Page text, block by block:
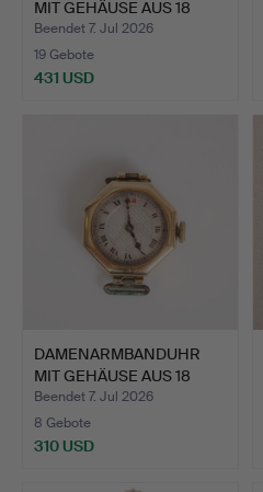
MIT GEHÄUSE AUS 18
KARAT G…
Beendet 7. Jul 2026
19 Gebote
431 USD
DAMENARMBANDUHR
MIT GEHÄUSE AUS 18
KARAT G…
Beendet 7. Jul 2026
8 Gebote
310 USD